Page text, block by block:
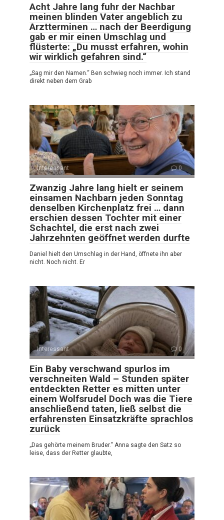
Acht Jahre lang fuhr der Nachbar
meinen blinden Vater angeblich zu
Arztterminen … nach der Beerdigung
gab er mir einen Umschlag und
flüsterte: „Du musst erfahren, wohin
wir wirklich gefahren sind.“
„Sag mir den Namen.“ Ben schwieg noch immer. Ich stand
direkt neben dem Grab
Interessant 0
Zwanzig Jahre lang hielt er seinem
einsamen Nachbarn jeden Sonntag
denselben Kirchenplatz frei … dann
erschien dessen Tochter mit einer
Schachtel, die erst nach zwei
Jahrzehnten geöffnet werden durfte
Daniel hielt den Umschlag in der Hand, öffnete ihn aber
nicht. Noch nicht. Er
Interessant 0
Ein Baby verschwand spurlos im
verschneiten Wald – Stunden später
entdeckten Retter es mitten unter
einem Wolfsrudel Doch was die Tiere
anschließend taten, ließ selbst die
erfahrensten Einsatzkräfte sprachlos
zurück
„Das gehörte meinem Bruder.“ Anna sagte den Satz so
leise, dass der Retter glaubte,